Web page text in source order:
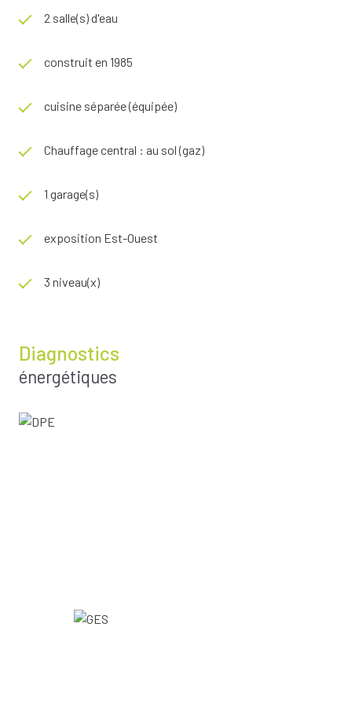
2 salle(s) d'eau
construit en 1985
cuisine séparée (équipée)
Chauffage central : au sol (gaz)
1 garage(s)
exposition Est-Ouest
3 niveau(x)
Diagnostics
énergétiques